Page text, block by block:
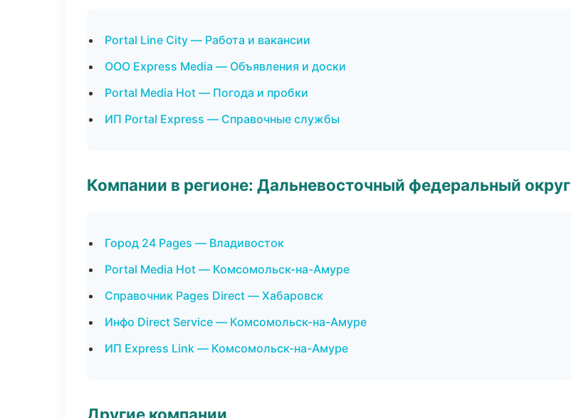
Portal Line City — Работа и вакансии
ООО Express Media — Объявления и доски
Portal Media Hot — Погода и пробки
ИП Portal Express — Справочные службы
Компании в регионе: Дальневосточный федеральный округ
Город 24 Pages — Владивосток
Portal Media Hot — Комсомольск-на-Амуре
Справочник Pages Direct — Хабаровск
Инфо Direct Service — Комсомольск-на-Амуре
ИП Express Link — Комсомольск-на-Амуре
Другие компании